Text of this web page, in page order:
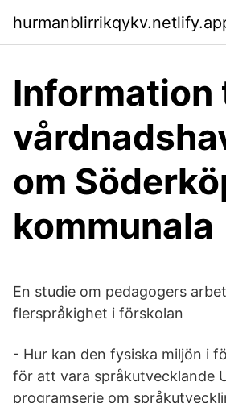
Information
om
kommunala
En studie om pedagogers
flerspråkighet i förskolan
- Hur kan den fysiska miljön i
för att vara språkutvecklande
programserie om